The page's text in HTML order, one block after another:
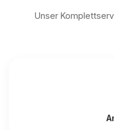
Unser